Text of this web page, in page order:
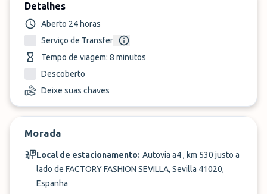
Detalhes
Aberto 24 horas
Serviço de Transfer
Tempo de viagem: 8 minutos
Descoberto
Deixe suas chaves
Morada
Local de estacionamento: Autovia a4 , km 530 justo a
lado de FACTORY FASHION SEVILLA, Sevilla 41020,
Espanha